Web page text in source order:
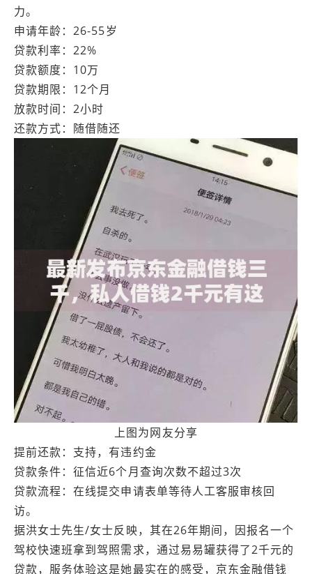
力。
申请年龄：26-55岁
贷款利率：22%
贷款额度：10万
贷款期限：12个月
放款时间：2小时
还款方式：随借随还
上图为网友分享
提前还款：支持，有违约金
贷款条件：征信近6个月查询次数不超过3次
贷款流程：在线提交申请表单等待人工客服审核回
访。
据洪女士先生/女士反映，其在26年期间，因报名一个
驾校快速班拿到驾照需求，通过易易罐获得了2千元的
贷款，服务体验这是她最实在的感受，京东金融借钱